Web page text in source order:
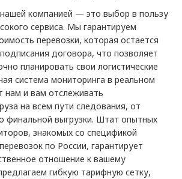
компанией — это выбор в пользу
сервиса. Мы гарантируем
перевозки, которая остается
договора, что позволяет
планировать свои логистические
система мониторинга в реальном
нам и вам отслеживать
на всем пути следования, от
финальной выгрузки. Штат опытных
знакомых со спецификой
по России, гарантирует
отношение к вашему
гибкую тарифную сетку,